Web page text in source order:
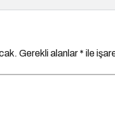
Gerekli alanlar* ile